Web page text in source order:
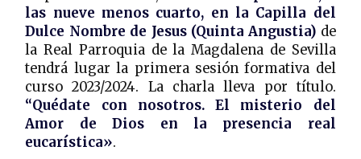
las nueve menos cuarto, en la Capilla del
Dulce Nombre de Jesus (Quinta Angustia) de
la Real Parroquia de la Magdalena de Sevilla
tendrá lugar la primera sesión formativa del
curso 2023/2024. La charla lleva por título.
“Quédate con nosotros. El misterio del
Amor de Dios en la presencia real
eucarística».